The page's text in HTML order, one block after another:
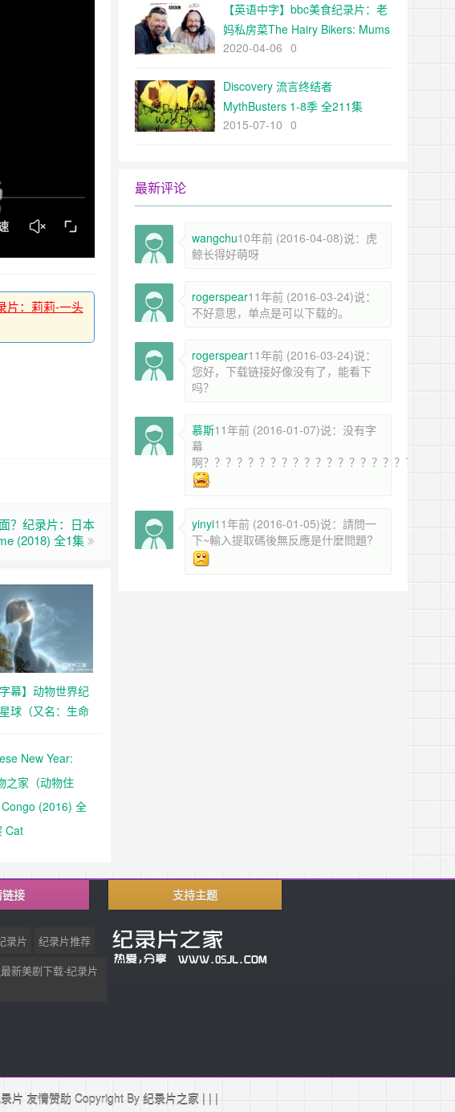
片：莉莉-一头
？纪录片：日本
(2018) 全1集
幕】动物世界纪
球（又名：生命
） 超清1080P下
New Year:
清720P下
之家（动物住
1集 超清
Congo (2016) 全
Cat
【英语中字】bbc美食纪录片：老
妈私房菜The Hairy Bikers: Mums
Know Best 第一季 全6集
2020-04-06 0
Discovery 流言终结者
MythBusters 1-8季 全211集
58.5G 百度网盘
2015-07-10 0
最新评论
wangchu10年前 (2016-04-08)说：虎
鲸长得好萌呀
rogerspear11年前 (2016-03-24)说：
不好意思，单点是可以下载的。
rogerspear11年前 (2016-03-24)说：
您好，下载链接好像没有了，能看下
吗？
慕斯11年前 (2016-01-07)说：没有字
幕
啊？？？？？？？？？？？？？？？？？？？？？？
yinyi11年前 (2016-01-05)说：請問一
下~輸入提取碼後無反應是什麼問題?
接
录片
纪录片推荐
新美剧下载-纪录片
支持主题
片 友情赞助 Copyright By 纪录片之家 | | |